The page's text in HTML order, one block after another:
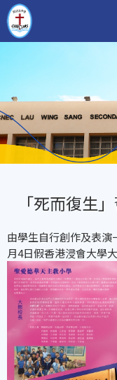
「死而復生
由學生自行創作及表演
月4日假香港浸會大學